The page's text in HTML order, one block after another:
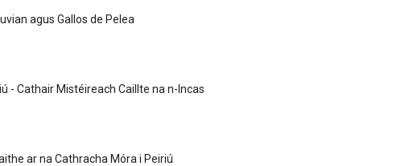
agus Gallos de Pelea
- Cathair Mistéireach Caillte na n-Incas
ar na Cathracha Móra i Peiriú